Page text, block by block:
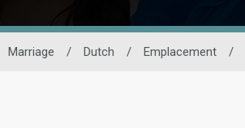
Marriage / Dutch / Emplacement /